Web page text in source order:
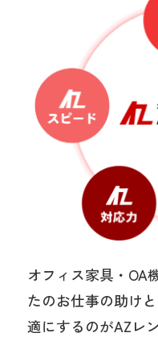
オフィス家具・OA
たのお仕事の助け
適にするのがAZレ